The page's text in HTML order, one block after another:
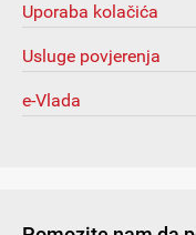
Uporaba kolačića
Usluge povjerenja
e-Vlada